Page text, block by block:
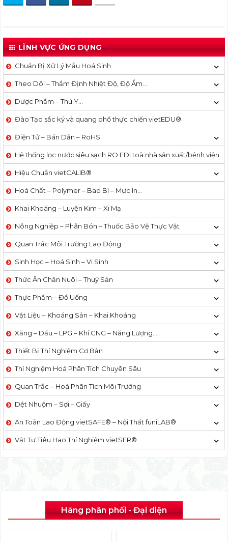
LĨNH VỰC ỨNG DỤNG
Chuẩn Bị Xử Lý Mẫu Hoá Sinh
Theo Dõi – Thẩm Định Nhiệt Độ, Độ Ẩm…
Dược Phẩm – Thú Y…
Đào Tạo sắc ký và quang phổ thực chiến vietEDU®
Điện Tử – Bán Dẫn – RoHS
Hệ thống lọc nước siêu sạch RO EDI​​ toà nhà sản xuất/bệnh viện
Hiệu Chuẩn vietCALIB®
Hoá Chất – Polymer – Bao Bì – Mực In…
Khai Khoáng – Luyện Kim – Xi Mạ
Nông Nghiệp – Phân Bón – Thuốc Bảo Vệ Thực Vật
Quan Trắc Môi Trường Lao Động
Sinh Học – Hoá Sinh – Vi Sinh
Thức Ăn Chăn Nuôi – Thuỷ Sản
Thực Phẩm – Đồ Uống
Vật Liệu – Khoáng Sản – Khai Khoáng
Xăng – Dầu – LPG – Khí CNG – Năng Lượng…
Thiết Bị Thí Nghiệm Cơ Bản
Thí Nghiệm Hoá Phân Tích Chuyên Sâu
Quan Trắc – Hoá Phân Tích Môi Trường
Dệt Nhuộm – Sợi – Giấy
An Toàn Lao Động vietSAFE® – Nội Thất funiLAB®
Vật Tư Tiêu Hao Thí Nghiệm vietSER®
Hãng phân phối - Đại diện